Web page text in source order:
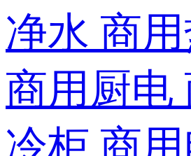
净水 商
商用厨电
冷柜 商